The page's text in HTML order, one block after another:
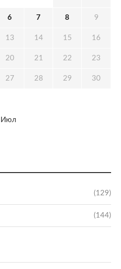
(129)
(144)
6 7 8 9
13 14 15 16
20 21 22 23
27 28 29 30
Июл